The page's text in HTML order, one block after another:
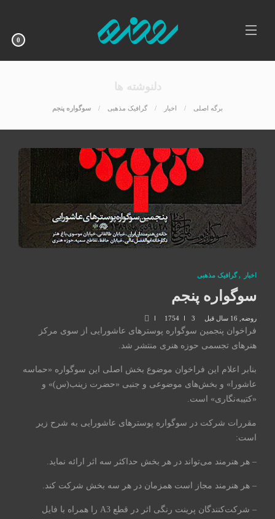
0
دلنوشته ها
برگه اصلی اخبار گرافیک مذهبی سوگواره پنجم
اخبار ,گرافیک مذهبی
سوگواره پنجم
روضه 16 سال قبل 3
1754
فراخوان پنجمین سوگواره پوسترهای عاشورایی از سوی مرکز
هنرهای تجسمی حوزه هنری منتشر شد.
بنابر اعلام این فراخوان موضوع بخش اصلی این سوگواره «حماسه
عاشورا» و بخش‌های موضوعی و جنبی «حضرت زینب(س)» و
«کتیبه‌نگاری» است.
مقررات شرکت در سوگواره پوسترهای عاشورایی به شرح زیر
است:
– هر هنرمند می‌تواند در هر بخش حداکثر سه اثر ارائه نماید.
– هر هنرمند مجاز است همزمان در هر سه بخش شرکت کند.
– شرکت‌کنندگان پرینت ‌رنگی اثر در قطع A3 را همراه با فایل